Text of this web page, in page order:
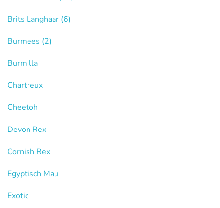
Brits Langhaar (6)
Burmees (2)
Burmilla
Chartreux
Cheetoh
Devon Rex
Cornish Rex
Egyptisch Mau
Exotic